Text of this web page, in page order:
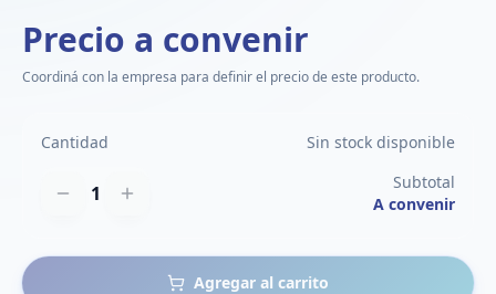
Precio a convenir
Coordiná con la empresa para definir el precio de este producto.
Cantidad Sin stock disponible
1
Subtotal
A convenir
Agregar al carrito